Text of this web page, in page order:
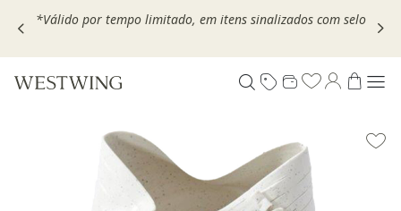
*Válido por tempo limitado, em itens sinalizados com selo